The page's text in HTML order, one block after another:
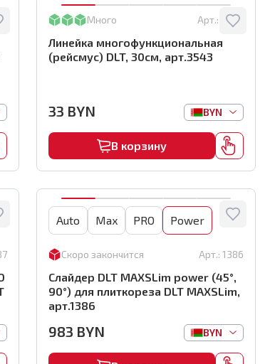
Много Арт.: 3543
Линейка многофункциональная
(рейсмус) DLT, 30см, арт.3543
33 BYN BYN
В корзину
Auto Max PRO Power
Скоро закончится Арт.: 1386
Слайдер DLT MAXSLim power (45°,
90°) для плиткореза DLT MAXSLim,
арт.1386
983 BYN BYN